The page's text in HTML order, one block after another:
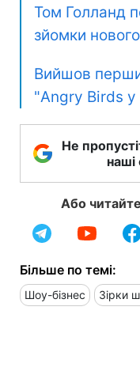
Том Голланд
зйомки
Вийшов
"Angry Birds у
Не
наші
Або
Більше по темі:
Шоу-бізнес Зірки